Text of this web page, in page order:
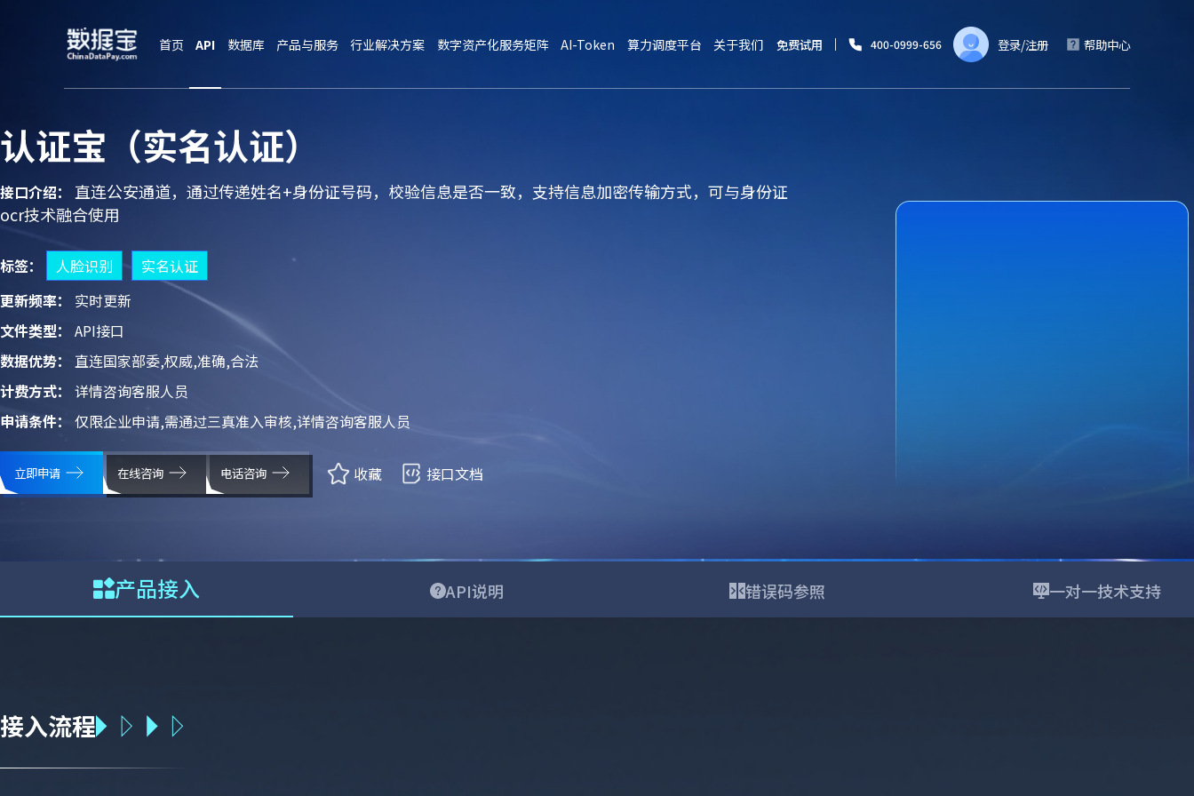
首页 API 数据库 产品与服务 行业解决方案 数字资产化服务矩阵 AI-Token 算力调度平台 关于我们 免费试用 400-0999-656 登录/注册 帮助中心
认证宝（实名认证）
接口介绍：
直连公安通道，通过传递姓名+身份证号码，校验信息是否一致，支持信息加密传输方式，可与身份证
ocr技术融合使用
标签： 人脸识别
实名认证
更新频率：
实时更新
文件类型：
API接口
数据优势：
直连国家部委,权威,准确,合法
计费方式：
详情咨询客服人员
申请条件：
仅限企业申请,需通过三真准入审核,详情咨询客服人员
立即申请 在线咨询 电话咨询 收藏 接口文档
产品接入 API说明 错误码参照 一对一技术支持
接入流程